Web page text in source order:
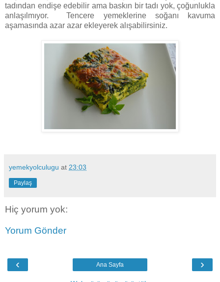
tadından endişe edebilir ama baskın bir tadı yok, çoğunlukla
anlaşılmıyor. Tencere yemeklerine soğanı kavuma
aşamasında azar azar ekleyerek alışabilirsiniz.
yemekyolculugu at 23:03
Paylaş
Hiç yorum yok:
Yorum Gönder
‹ ›
Ana Sayfa